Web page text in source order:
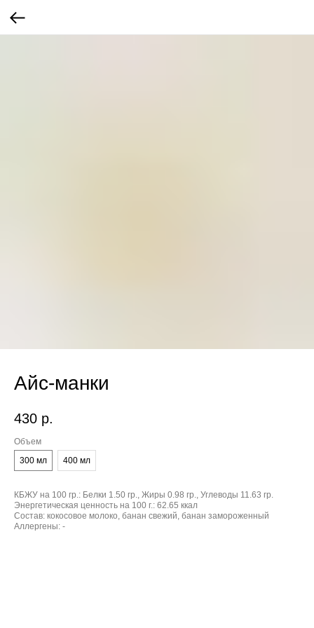
Айс-манки
430 р.
Объем
300 мл
400 мл
КБЖУ на 100 гр.: Белки 1.50 гр., Жиры 0.98 гр., Углеводы 11.63 гр.
Энергетическая ценность на 100 г.: 62.65 ккал
Состав: кокосовое молоко, банан свежий, банан замороженный
Аллергены: -